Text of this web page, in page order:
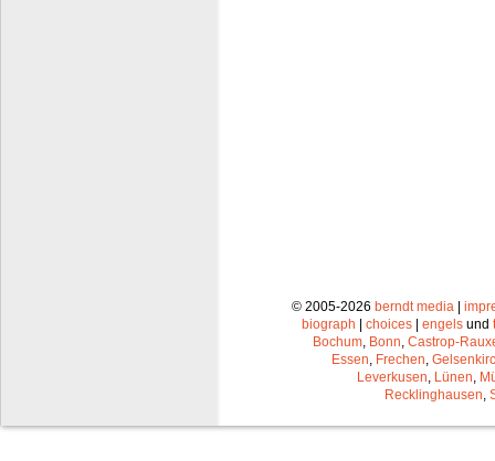
© 2005-2026 berndt media |
biograph | choices | engels und
Bochum Bonn Castrop-
Essen Frechen
Leverkusen Lünen
Recklinghausen